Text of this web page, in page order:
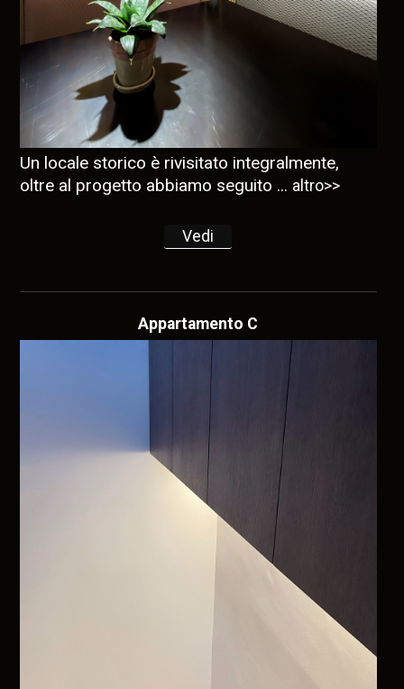
Un locale storico è rivisitato integralmente,
oltre al progetto abbiamo seguito ... altro>>
Vedi
Appartamento C